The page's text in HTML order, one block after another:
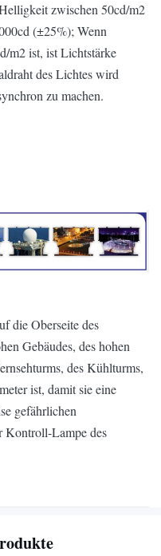
ICAO-Anhang 14
Entwurf und
zwischen 50cd/m2
(±25%); Wenn
m2 ist, ist Lichtstärke
des Lichtes wird
zu machen.
die Oberseite des
Gebäudes, des hohen
des Kühlturms,
ist, damit sie eine
gefährlichen
Kontroll-Lampe des